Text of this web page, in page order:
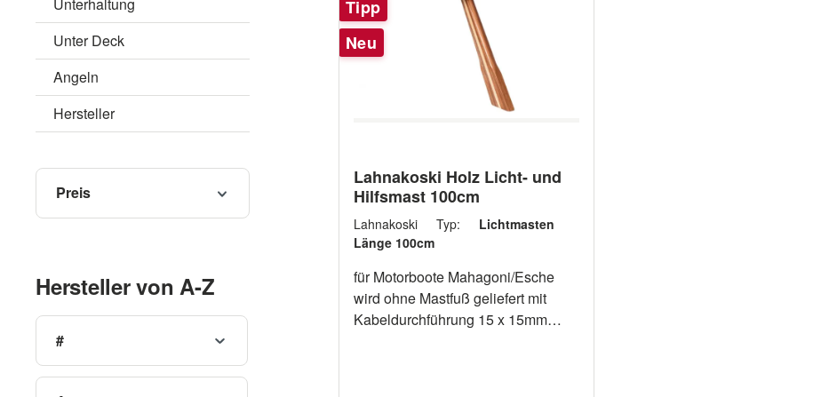
Unter Deck
Angeln
Hersteller
Preis
Hersteller von A-Z
#
Tipp
Neu
Lahnakoski Holz Licht- und
Hilfsmast 100cm
Lahnakoski Typ: Lichtmasten
Länge 100cm
für Motorboote Mahagoni/Esche
wird ohne Mastfuß geliefert mit
Kabeldurchführung 15 x 15mm